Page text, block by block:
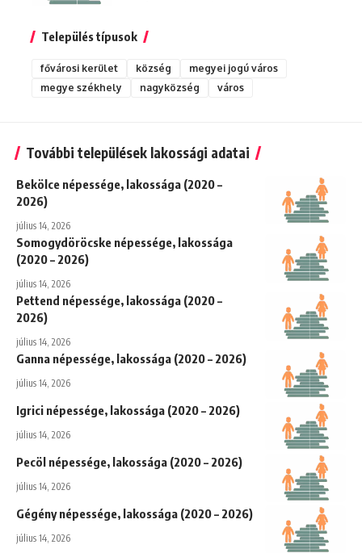
Település típusok
fővárosi kerület község
megyei jogú város
megye székhely
nagyközség város
További települések lakossági adatai
Bekölce népessége, lakossága (2020 –
2026)
július 14, 2026
Somogydöröcske népessége, lakossága
(2020 – 2026)
július 14, 2026
Pettend népessége, lakossága (2020 –
2026)
július 14, 2026
Ganna népessége, lakossága (2020 – 2026)
július 14, 2026
Igrici népessége, lakossága (2020 – 2026)
július 14, 2026
Pecöl népessége, lakossága (2020 – 2026)
július 14, 2026
Gégény népessége, lakossága (2020 – 2026)
július 14, 2026